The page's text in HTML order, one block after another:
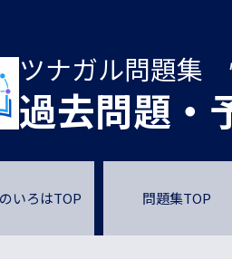
ツナガル問題集
過去問題・
いろはTOP 問題集TOP